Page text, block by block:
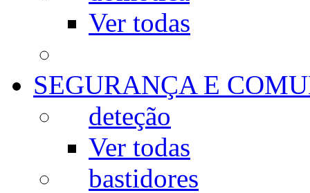
Ver todas
SEGURANÇA E
deteção
Ver todas
bastidores